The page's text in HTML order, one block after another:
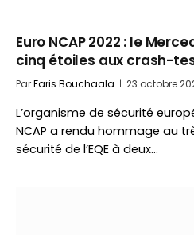
Euro NCAP 2022 : le
cinq étoiles aux crash-
ParFaris Bouchaala 23 octobre
L’organisme de sécurité
NCAP a rendu hommage au
sécurité de l’EQE à deux…